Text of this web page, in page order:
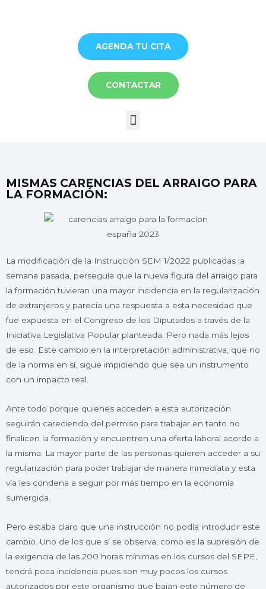
AGENDA TU CITA
CONTACTAR
Menú
MISMAS CARENCIAS DEL ARRAIGO PARA
LA FORMACIÓN:
La modificación de la Instrucción SEM 1/2022 publicadas la
semana pasada, perseguía que la nueva figura del arraigo para
la formación tuvieran una mayor incidencia en la regularización
de extranjeros y parecía una respuesta a esta necesidad que
fue expuesta en el Congreso de los Diputados a través de la
Iniciativa Legislativa Popular planteada. Pero nada más lejos
de eso. Este cambio en la interpretación administrativa, que no
de la norma en sí, sigue impidiendo que sea un instrumento
con un impacto real.
Ante todo porque quienes acceden a esta autorización
seguirán careciendo del permiso para trabajar en tanto no
finalicen la formación y encuentren una oferta laboral acorde a
la misma. La mayor parte de las personas quieren acceder a su
regularización para poder trabajar de manera inmediata y esta
vía les condena a seguir por más tiempo en la economía
sumergida.
Pero estaba claro que una instrucción no podía introducir este
cambio. Uno de los que sí se observa, como es la supresión de
la exigencia de las 200 horas mínimas en los cursos del SEPE,
tendrá poca incidencia pues son muy pocos los cursos
autorizados por este organismo que bajan este número de